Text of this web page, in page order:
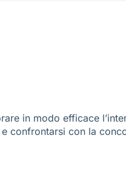
in modo efficace
confrontarsi con la